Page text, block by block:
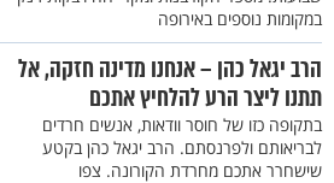
במקומות נוספים באירופה
הרב יגאל כהן – אנחנו מדינה חזקה, אל
תתנו ליצר הרע להלחיץ אתכם
בתקופה כזו של חוסר וודאות, אנשים חרדים
לבריאותם ולפרנסתם. הרב יגאל כהן בקטע
שישחרר אתכם מחרדת הקורונה. צפו